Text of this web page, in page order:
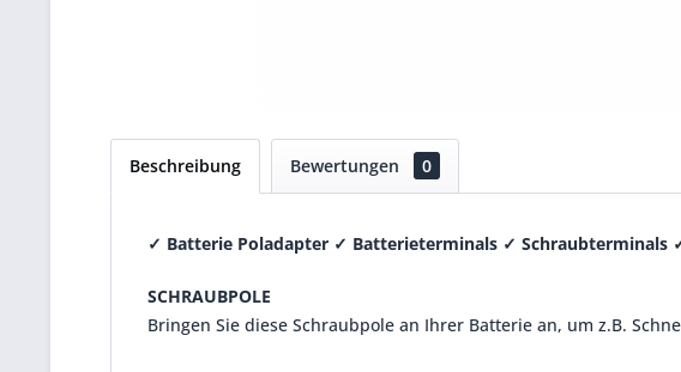
Beschreibung Bewertungen 0
✓ Batterie Poladapter ✓ Batterieterminals ✓ Schraubterminals
SCHRAUBPOLE
Bringen Sie diese Schraubpole an Ihrer Batterie an, um z.B.